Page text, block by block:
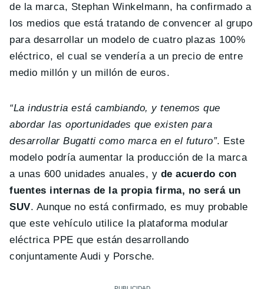
de la marca, Stephan Winkelmann, ha confirmado a
los medios que está tratando de convencer al grupo
para desarrollar un modelo de cuatro plazas 100%
eléctrico, el cual se vendería a un precio de entre
medio millón y un millón de euros.
“La industria está cambiando, y tenemos que
abordar las oportunidades que existen para
desarrollar Bugatti como marca en el futuro”. Este
modelo podría aumentar la producción de la marca
a unas 600 unidades anuales, y de acuerdo con
fuentes internas de la propia firma, no será un
SUV. Aunque no está confirmado, es muy probable
que este vehículo utilice la plataforma modular
eléctrica PPE que están desarrollando
conjuntamente Audi y Porsche.